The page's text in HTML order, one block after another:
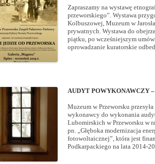
Zapraszamy na wystawę
przeworskiego”. Wystawa
Kolbuszowej, Muzeum w
prywatnych. Wystawa do
piątku, po wcześniejszym
oprowadzanie kuratorskie
AUDYT POWYKONAWCZY
Muzeum w Przeworsku
wykonawcy do wykonania
Lubomirskich w Przeworsku w
pn. „Głęboka modernizacja
fotowoltaicznej”, która jest
Podkarpackiego na lata 2014-